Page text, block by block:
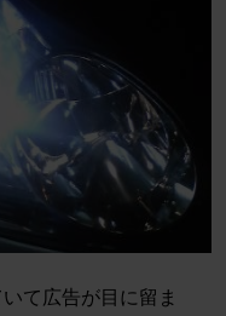
て広告が目に留ま